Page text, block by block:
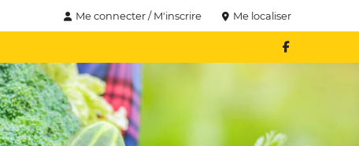
Me connecter / M'inscrire Me localiser